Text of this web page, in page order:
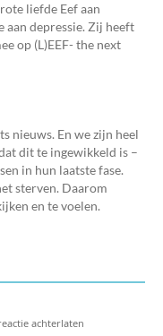
liefde Eef aan
aan depressie. Zij heeft
op (L)EEF- the next
nieuws. En we zijn heel
dit te ingewikkeld is –
in hun laatste fase.
sterven. Daarom
en te voelen.
achterlaten